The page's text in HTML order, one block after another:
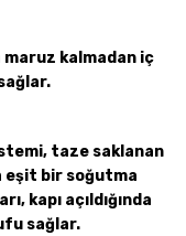
maruz kalmadan iç
taze saklanan
eşit bir soğutma
kapı açıldığında
sağlar.